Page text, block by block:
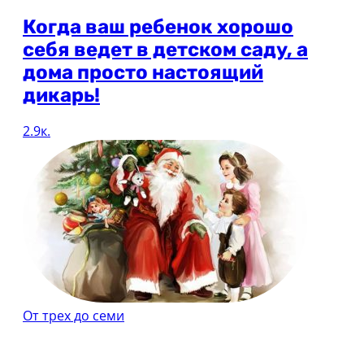
Когда ваш ребенок хорошо
себя ведет в детском саду, а
дома просто настоящий
дикарь!
2.9к.
От трех до семи